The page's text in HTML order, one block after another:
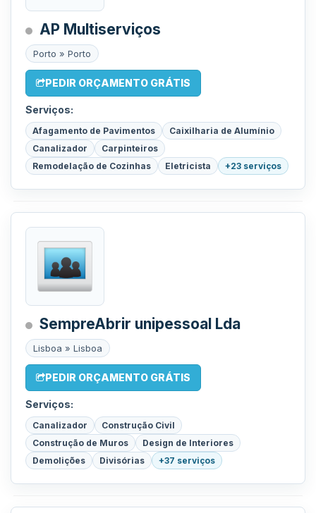
AP Multiserviços
Porto » Porto
PEDIR ORÇAMENTO GRÁTIS
Serviços:
Afagamento de Pavimentos
Caixilharia de Alumínio
Canalizador
Carpinteiros
Remodelação de Cozinhas
Eletricista +23 serviços
SempreAbrir unipessoal Lda
Lisboa » Lisboa
PEDIR ORÇAMENTO GRÁTIS
Serviços:
Canalizador
Construção Civil
Construção de Muros
Design de Interiores
Demolições
Divisórias +37 serviços